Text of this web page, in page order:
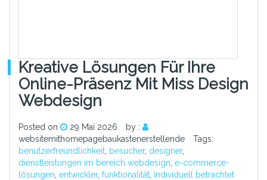
Kreative Lösungen Für Ihre
Online-Präsenz Mit Miss Design
Webdesign
Posted on 29 Mai 2026
by :
websitemithomepagebaukastenerstellende
Tags:
benutzerfreundlichkeit besucher, designer,
dienstleistungen im bereich webdesign e-commerce-
lösungen entwickler, funktionalität individuell betrachtet